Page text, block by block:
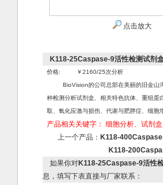
点击放大
K118-25Caspase-9活性检测试剂
价格: ￥2160/25次分析
BioVision的公司总部在美丽的旧金山
种检测分析试剂盒、相关特色抗体、重组
取、氧化应激与损伤、代谢与肥胖症、细胞
产品相关关键字： 细胞分析、试剂盒
上一个产品： K118-
K118-
如果你对K118-25Caspase-9活性
息，填写下表直接与厂家联系：